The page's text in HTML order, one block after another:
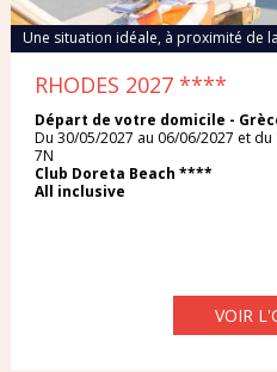
RÉPUBLIQUE
Une situation idéale, à proximité de
RHODES 2027 ****
Départ de votre domicile -
Du 30/05/2027 au 06/06/2027 et
7N
Club Doreta Beach ****
All inclusive
VOIR
Circuit Séjour
MOIS DE DÉPART
DURÉE DU VOYAGE